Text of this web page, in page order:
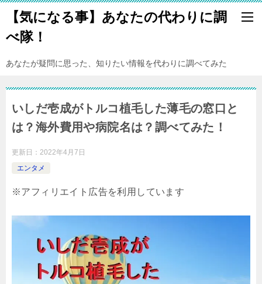
【気になる事】あなたの代わりに調
べ隊！
あなたが疑問に思った、知りたい情報を代わりに調べてみた
いしだ壱成がトルコ植毛した薄毛の窓口と
は？海外費用や病院名は？調べてみた！
更新日： 2022年4月7日
エンタメ
※アフィリエイト広告を利用しています